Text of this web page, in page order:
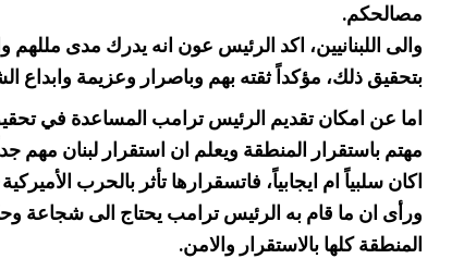
مصالحكم.
والى اللبنانيين، اكد الرئيس عون انه يدرك مدى
بتحقيق ذلك، مؤكداً ثقته بهم وباصرار وعزيمة وابداع
اما عن امكان تقديم الرئيس ترامب المساعدة في
مهتم باستقرار المنطقة ويعلم ان استقرار لبنان مهم
اكان سلبياً ام ايجابياً، فاتسقرارها تأثر بالحرب
ورأى ان ما قام به الرئيس ترامب يحتاج الى شجاعة
المنطقة كلها بالاستقرار والامن.